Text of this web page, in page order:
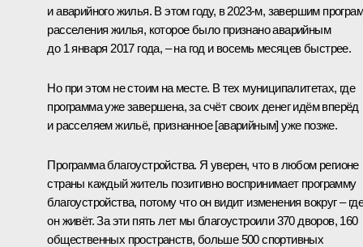
и аварийного жилья. В этом году, в 2023-м, завершим
расселения жилья, которое было признано аварийным
до 1 января 2017 года, – на год и восемь месяцев быстрее.
Но при этом не стоим на месте. В тех муниципалитетах, где
программа уже завершена, за счёт своих денег идём вперёд
и расселяем жильё, признанное [аварийным] уже позже.
Программа благоустройства. Я уверен, что в любом регионе
страны каждый житель позитивно воспринимает программу
благоустройства, потому что он видит изменения вокруг – где
он живёт. За эти пять лет мы благоустроили 370 дворов, 160
общественных пространств, больше 500 спортивных